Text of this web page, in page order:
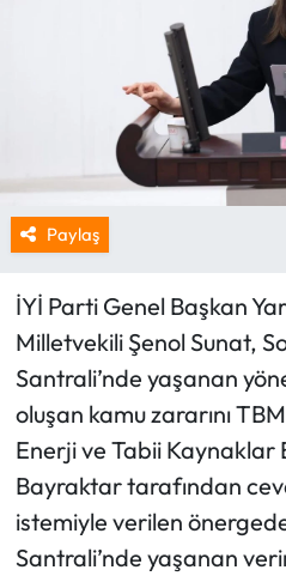
Paylaş
İYİ Parti Genel Başkan
Milletvekili Şenol Sunat,
Santrali’nde yaşanan
oluşan kamu zararını
Enerji ve Tabii Kaynaklar
Bayraktar tarafından
istemiyle verilen
Santrali’nde yaşanan